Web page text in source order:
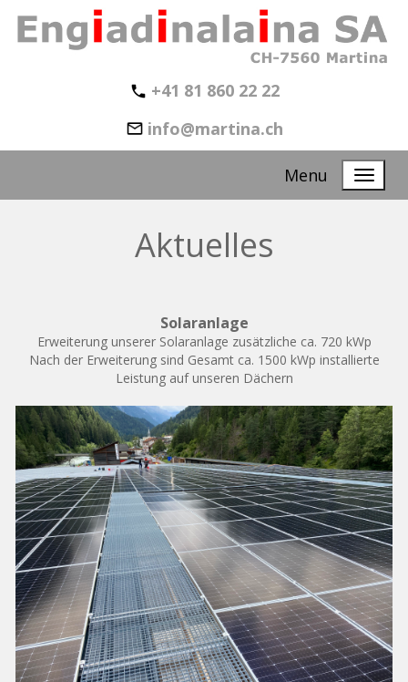
+41 81 860 22 22
info@martina.ch
Menu
Aktuelles
Solaranlage
Erweiterung unserer Solaranlage zusätzliche ca. 720 kWp
Nach der Erweiterung sind Gesamt ca. 1500 kWp installierte
Leistung auf unseren Dächern